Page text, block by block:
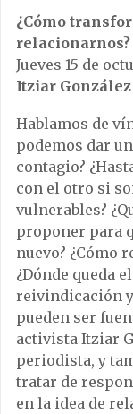
¿Cómo
relacionarnos?
Jueves 15 de
Itziar
Hablamos de
podemos dar
contagio?
con el otro si
vulnerables?
proponer para
nuevo? ¿Cómo
¿Dónde queda
reivindicación
pueden ser
activista Itziar
periodista, y
tratar de
en la idea de